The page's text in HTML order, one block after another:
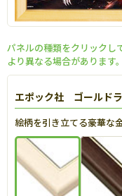
パネルの種類をクリックし
より異なる場合があります。
エポック社 ゴールド
絵柄を引き立てる豪華な